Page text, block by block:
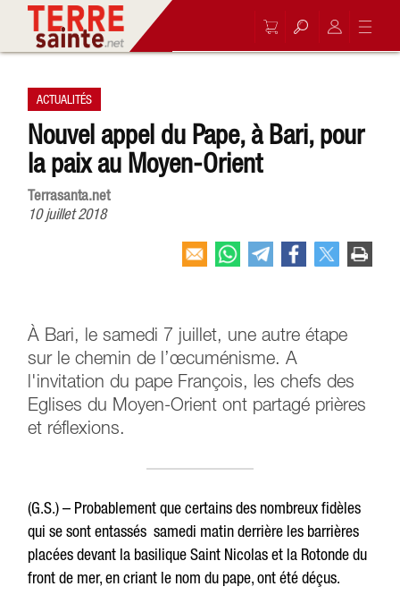
ACTUALITÉS
Nouvel appel du Pape, à Bari, pour
la paix au Moyen-Orient
Terrasanta.net
10 juillet 2018
À Bari, le samedi 7 juillet, une autre étape
sur le chemin de l’œcuménisme. A
l'invitation du pape François, les chefs des
Eglises du Moyen-Orient ont partagé prières
et réflexions.
(G.S.) – Probablement que certains des nombreux fidèles
qui se sont entassés samedi matin derrière les barrières
placées devant la basilique Saint Nicolas et la Rotonde du
front de mer, en criant le nom du pape, ont été déçus.